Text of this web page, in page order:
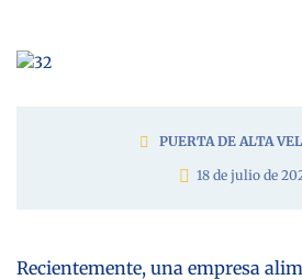
PUERTA DE ALTA
18 de julio de
Recientemente, una empresa